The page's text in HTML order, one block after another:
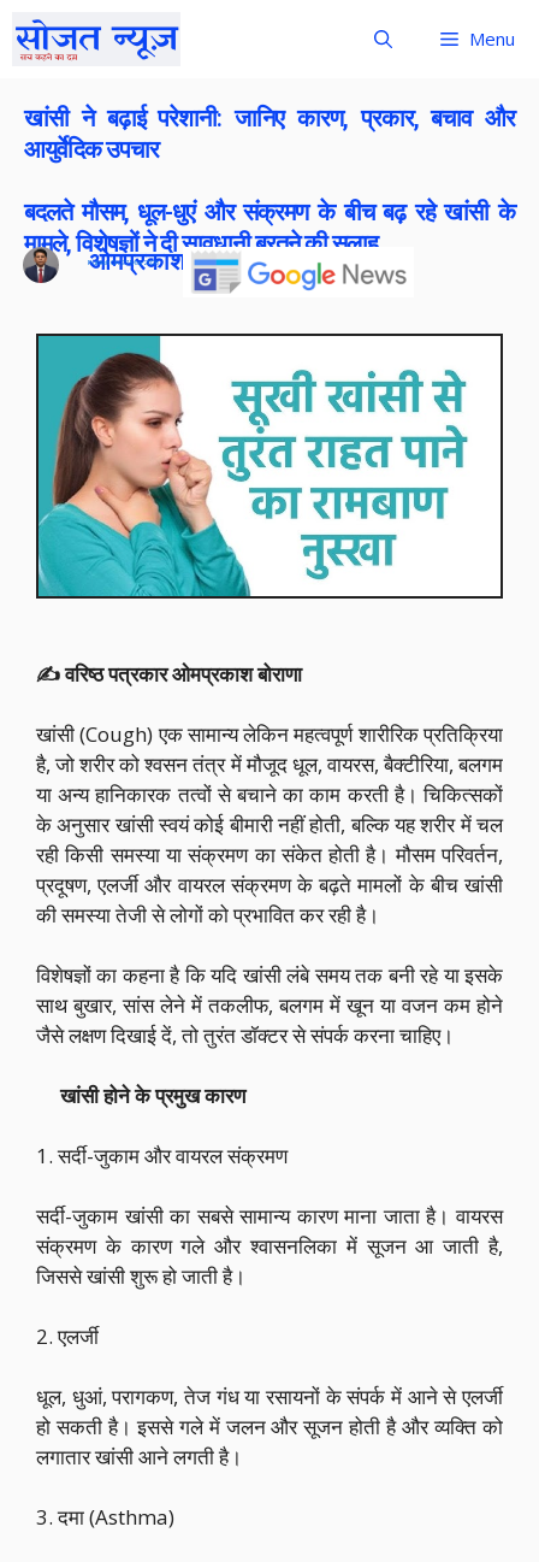
Menu
खांसी ने बढ़ाई परेशानी: जानिए कारण, प्रकार, बचाव और
आयुर्वेदिक उपचार
बदलते मौसम, धूल-धुएं और संक्रमण के बीच बढ़ रहे खांसी के
मामले, विशेषज्ञों ने दी सावधानी बरतने की सलाह
ओमप्रकाश बोराना
Publish On:27 May 2026
✍️ वरिष्ठ पत्रकार ओमप्रकाश बोराणा
खांसी (Cough) एक सामान्य लेकिन महत्वपूर्ण शारीरिक प्रतिक्रिया
है, जो शरीर को श्वसन तंत्र में मौजूद धूल, वायरस, बैक्टीरिया, बलगम
या अन्य हानिकारक तत्वों से बचाने का काम करती है। चिकित्सकों
के अनुसार खांसी स्वयं कोई बीमारी नहीं होती, बल्कि यह शरीर में चल
रही किसी समस्या या संक्रमण का संकेत होती है। मौसम परिवर्तन,
प्रदूषण, एलर्जी और वायरल संक्रमण के बढ़ते मामलों के बीच खांसी
की समस्या तेजी से लोगों को प्रभावित कर रही है।
विशेषज्ञों का कहना है कि यदि खांसी लंबे समय तक बनी रहे या इसके
साथ बुखार, सांस लेने में तकलीफ, बलगम में खून या वजन कम होने
जैसे लक्षण दिखाई दें, तो तुरंत डॉक्टर से संपर्क करना चाहिए।
खांसी होने के प्रमुख कारण
1. सर्दी-जुकाम और वायरल संक्रमण
सर्दी-जुकाम खांसी का सबसे सामान्य कारण माना जाता है। वायरस
संक्रमण के कारण गले और श्वासनलिका में सूजन आ जाती है,
जिससे खांसी शुरू हो जाती है।
2. एलर्जी
धूल, धुआं, परागकण, तेज गंध या रसायनों के संपर्क में आने से एलर्जी
हो सकती है। इससे गले में जलन और सूजन होती है और व्यक्ति को
लगातार खांसी आने लगती है।
3. दमा (Asthma)